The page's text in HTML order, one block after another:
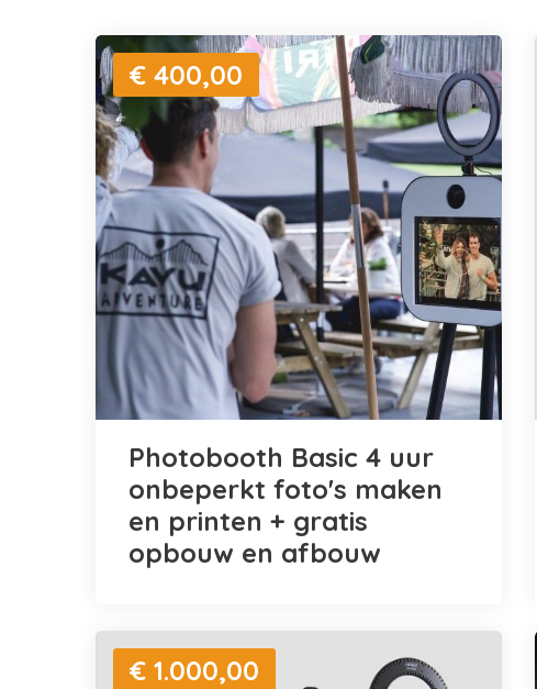
€ 400,00
Photobooth Basic 4 uur
onbeperkt foto's maken
en printen + gratis
opbouw en afbouw
€ 1.000,00